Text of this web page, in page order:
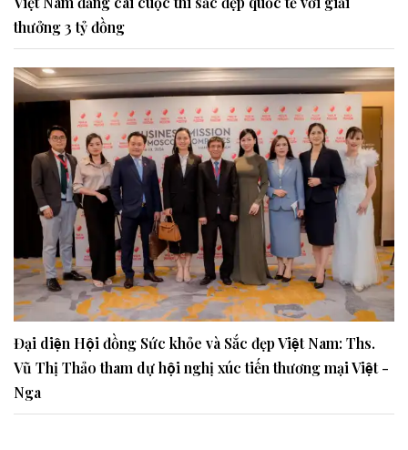
thưởng 3 tỷ đồng
Đại diện Hội đồng Sức khỏe và Sắc đẹp Việt Nam: Ths.
Vũ Thị Thảo tham dự hội nghị xúc tiến thương mại Việt -
Nga